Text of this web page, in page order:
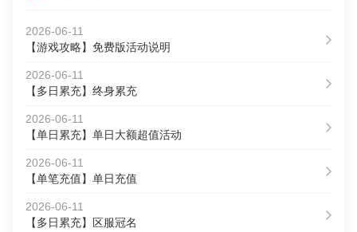
2026-06-11
【游戏攻略】免费版活动说明
2026-06-11
【多日累充】终身累充
2026-06-11
【单日累充】单日大额超值活动
2026-06-11
【单笔充值】单日充值
2026-06-11
【多日累充】区服冠名